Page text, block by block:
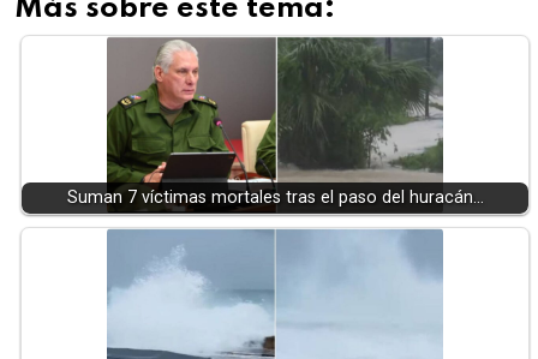
Más sobre este tema:
Suman 7 víctimas mortales tras el paso del huracán…